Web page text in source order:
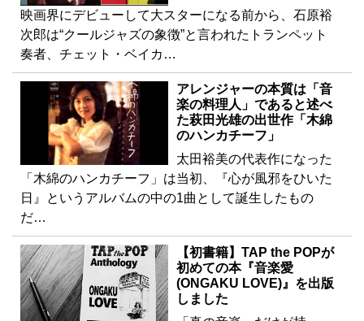
映画界にデビューして大スターになる前から、石原裕
次郎は“クールジャズの象徴”と言われたトランペット
奏者、チェット・ベイカ…
アレンジャーの本質は「音
楽の料理人」であると述べ
た萩田光雄の出世作「木綿
のハンカチーフ」
太田裕美の代表作になった
「木綿のハンカチーフ」は当初、『心が風邪をひいた
日』というアルバムの中の1曲として誕生したもの
だ…
【初書籍】TAP the POPが
初めての本『音楽愛
(ONGAKU LOVE)』を出版
しました